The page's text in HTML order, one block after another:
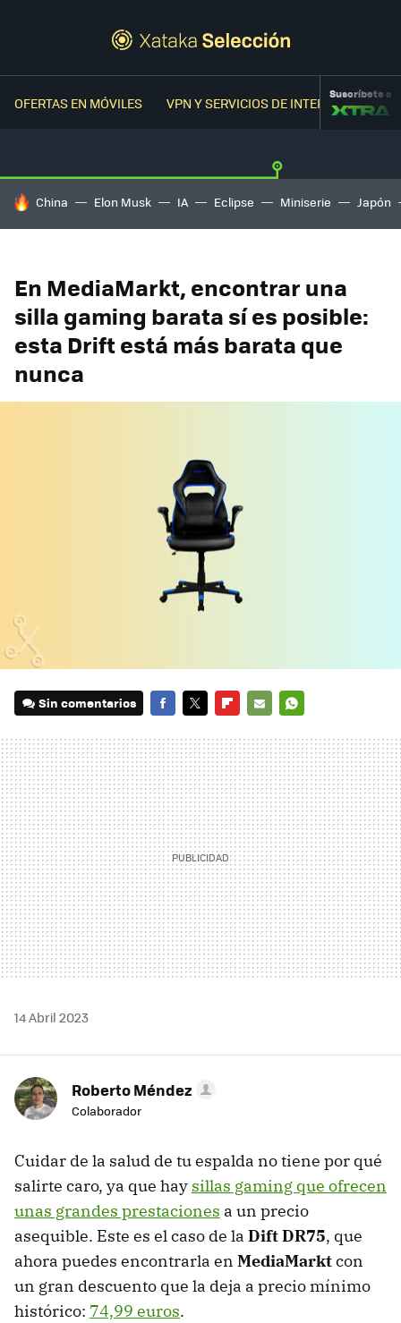
OFERTAS EN MÓVILES VPN Y SERVICIOS DE INTERNETSuscríbete a
HOY SE HABLA DE
China Elon Musk IA Eclipse Miniserie Japón
En MediaMarkt, encontrar una
silla gaming barata sí es posible:
esta Drift está más barata que
nunca
Sin comentarios
MAIL
14 Abril 2023
Roberto Méndez
Colaborador
Cuidar de la salud de tu espalda no tiene por qué
salirte caro, ya que hay sillas gaming que ofrecen
unas grandes prestaciones a un precio
asequible. Este es el caso de la Dift DR75, que
ahora puedes encontrarla en MediaMarktcon
un gran descuento que la deja a precio mínimo
histórico: 74,99 euros.